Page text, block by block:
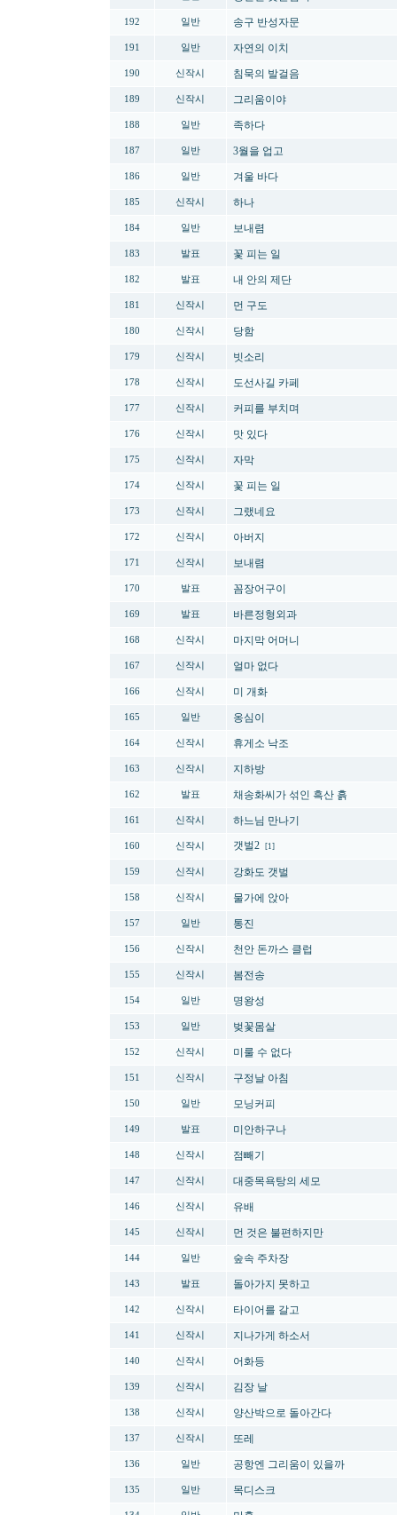
192 일반 송구 반성자문
191 일반 자연의 이치
190 신작시 침묵의 발걸음
189 신작시 그리움이야
188 일반 족하다
187 일반 3월을 업고
186 일반 겨울 바다
185 신작시 하나
184 일반 보내렴
183 발표 꽃 피는 일
182 발표 내 안의 제단
181 신작시 먼 구도
180 신작시 당함
179 신작시 빗소리
178 신작시 도선사길 카페
177 신작시 커피를 부치며
176 신작시 맛 있다
175 신작시 자막
174 신작시 꽃 피는 일
173 신작시 그랬네요
172 신작시 아버지
171 신작시 보내렴
170 발표 꼼장어구이
169 발표 바른정형외과
168 신작시 마지막 어머니
167 신작시 얼마 없다
166 신작시 미 개화
165 일반 옹심이
164 신작시 휴게소 낙조
163 신작시 지하방
162 발표 채송화씨가 섞인 흑산 흙
161 신작시 하느님 만나기
160 신작시 갯벌2 [1]
159 신작시 강화도 갯벌
158 신작시 물가에 앉아
157 일반 통진
156 신작시 천안 돈까스 클럽
155 신작시 봄전송
154 일반 명왕성
153 일반 벚꽃몸살
152 신작시 미룰 수 없다
151 신작시 구정날 아침
150 일반 모닝커피
149 발표 미안하구나
148 신작시 점빼기
147 신작시 대중목욕탕의 세모
146 신작시 유배
145 신작시 먼 것은 불편하지만
144 일반 숲속 주차장
143 발표 돌아가지 못하고
142 신작시 타이어를 갈고
141 신작시 지나가게 하소서
140 신작시 어화등
139 신작시 김장 날
138 신작시 양산박으로 돌아간다
137 신작시 또레
136 일반 공항엔 그리움이 있을까
135 일반 목디스크